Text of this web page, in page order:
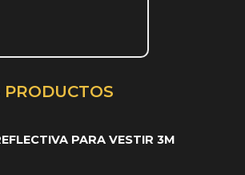
PARA VESTIR 3M